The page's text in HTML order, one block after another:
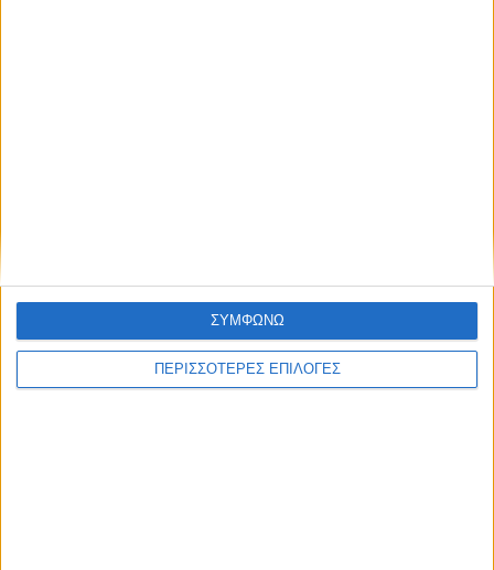
ΠΕΡΙΣΣΟΤΕΡΕΣ ΕΠΙΛΟΓΕΣ
ΣΥΜΦΩΝΩ